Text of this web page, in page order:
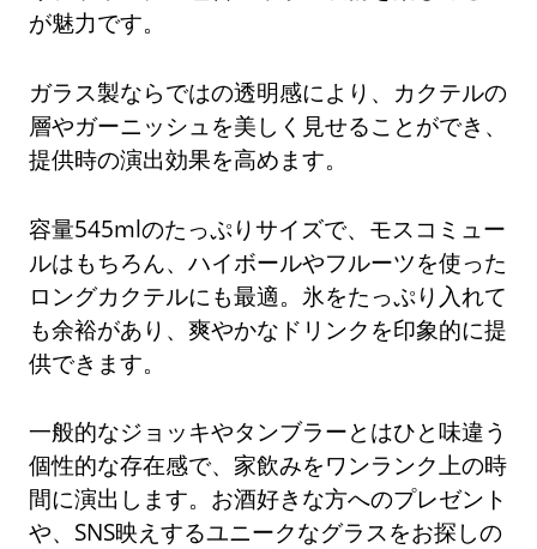
が魅力です。
ガラス製ならではの透明感により、カクテルの
層やガーニッシュを美しく見せることができ、
提供時の演出効果を高めます。
容量545mlのたっぷりサイズで、モスコミュー
ルはもちろん、ハイボールやフルーツを使った
ロングカクテルにも最適。氷をたっぷり入れて
も余裕があり、爽やかなドリンクを印象的に提
供できます。
一般的なジョッキやタンブラーとはひと味違う
個性的な存在感で、家飲みをワンランク上の時
間に演出します。お酒好きな方へのプレゼント
や、SNS映えするユニークなグラスをお探しの